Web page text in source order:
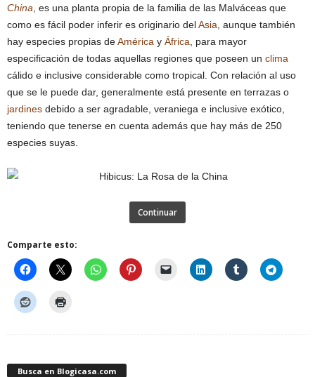
China , es una planta propia de la familia de las Malváceas que
como es fácil poder inferir es originario delAsia , aunque también
hay especies propias deAmérica y África , para mayor
especificación de todas aquellas regiones que poseen un clima
cálido e inclusive considerable como tropical. Con relación al uso
que se le puede dar, generalmente está presente en terrazas o
jardines debido a ser agradable, veraniega e inclusive exótico,
teniendo que tenerse en cuenta además que hay más de 250
especies suyas.
Continuar
Comparte esto:
Busca en Blogicasa.com